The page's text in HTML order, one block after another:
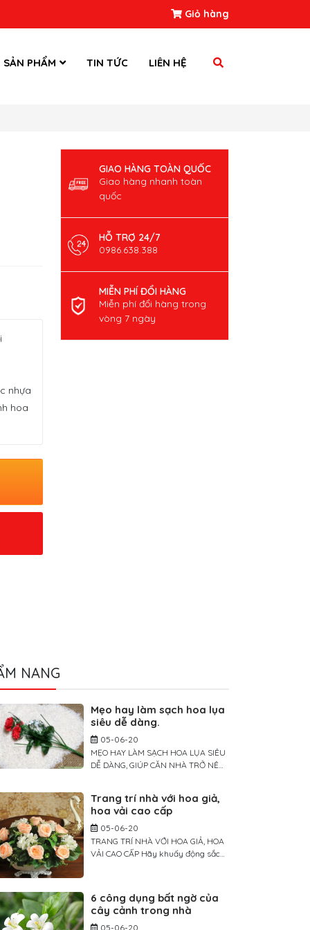
Giỏ hàng
SẢN PHẨM TIN TỨC LIÊN HỆ
nhựa
hoa
GIAO HÀNG TOÀN QUỐC
Giao hàng nhanh toàn
quốc
HỖ TRỢ 24/7
0986.638.388
MIỄN PHÍ ĐỔI HÀNG
Miễn phí đổi hàng trong
vòng 7 ngày
NANG
Mẹo hay làm sạch hoa lụa
siêu dễ dàng.
05-06-20
MẸO HAY LÀM SẠCH HOA LỤA SIÊU
DỄ DÀNG, GIÚP CĂN NHÀ TRỞ NÊN
thời gian, hoa lụa cũng cần được lau
chùi để trông luôn sống động và tươi
mới. Để làm sạch sâu, bạn có thể
rửa hoa bằng nước hoặc […]
Trang trí nhà với hoa giả,
hoa vải cao cấp
05-06-20
TRANG TRÍ NHÀ VỚI HOA GIẢ, HOA
VẢI CAO CẤP Hãy khuấy động sắc
Trang trí không gian sống nhà mình
với nhiều màu sắc hoa yêu kiều
không phải là điều mới mẻ. Tuy
6 công dụng bất ngờ của
cây cảnh trong nhà
05-06-20